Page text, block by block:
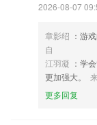
2026-08-07
章影绍 ：游
自
江羽凝 ：学
更加强大。
更多回复